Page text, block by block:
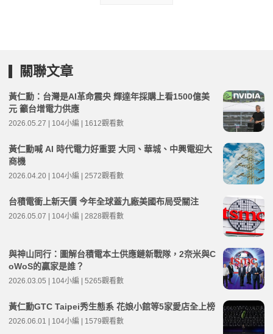
關聯文章
黃仁勳：台灣是AI革命震央 輝達年採購上看1500億美
元 籲台增電力供應
2026.05.27 | 104小編 | 1612觀看數
黃仁勳喊 AI 時代電力好重要 大同、華城、中興電迎大
商機
2026.04.20 | 104小編 | 2572觀看數
台積電衝上新天價 今年全球蓋九廠美國布局受關注
2026.05.07 | 104小編 | 2828觀看數
與神山同行：圖解台積電本土供應鏈新戰隊，2奈米與C
oWoS的贏家是誰？
2026.03.05 | 104小編 | 5265觀看數
黃仁勳GTC Taipei秀生態系 花娘小館等5家愛店全上榜
2026.06.01 | 104小編 | 1579觀看數